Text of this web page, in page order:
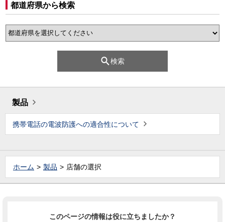
都道府県から検索
検索
製品
携帯電話の電波防護への適合性について
ホーム 製品 店舗の選択
このページの情報は役に立ちましたか？